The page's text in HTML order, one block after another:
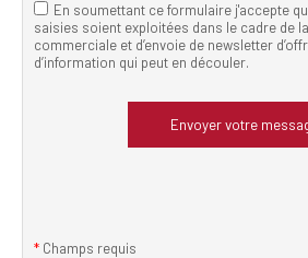
En soumettant ce formulaire j'accepte
saisies soient exploitées dans le cadre de
commerciale et d’envoie de newsletter
d’information qui peut en découler.
* Champs requis